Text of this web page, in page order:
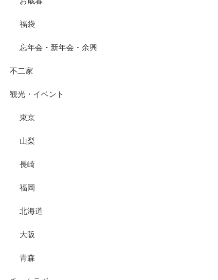
福袋
忘年会・新年会・余興
不二家
観光・イベント
東京
山梨
長崎
福岡
北海道
大阪
青森